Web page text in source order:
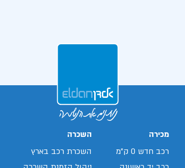
מכירה
רכב חדש 0 ק"מ
השכרה
השכרת רכב בארץ